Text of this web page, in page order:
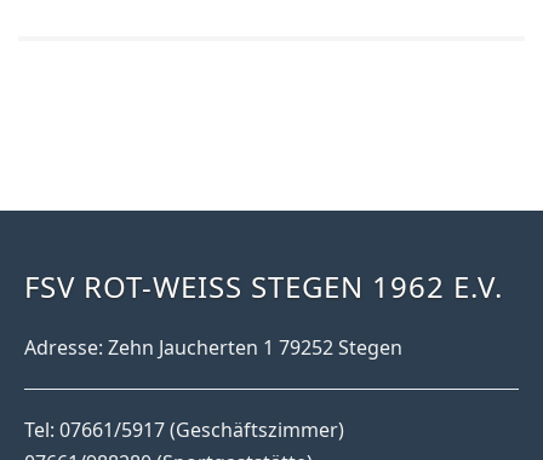
FSV ROT-WEISS STEGEN 1962 E.V.
Adresse: Zehn Jaucherten 1 79252 Stegen
Tel: 07661/5917 (Geschäftszimmer)